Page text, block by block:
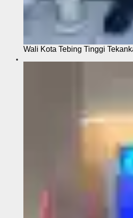
Wali Kota Tebing Tinggi